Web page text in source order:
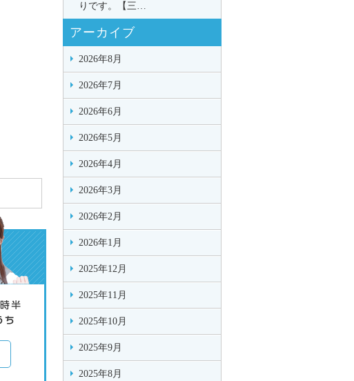
りです。【三…
アーカイブ
2026年8月
2026年7月
2026年6月
2026年5月
2026年4月
2026年3月
2026年2月
2026年1月
2025年12月
2025年11月
2025年10月
2025年9月
2025年8月